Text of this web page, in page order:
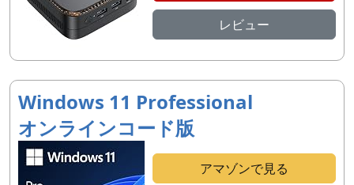
レビュー
Windows 11 Professional
オンラインコード版
アマゾンで見る